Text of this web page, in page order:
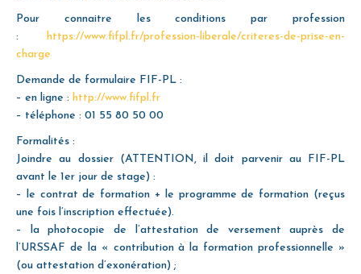
Pour connaitre les conditions par profession
:
https://www.fifpl.fr/profession-liberale/criteres-de-prise-en-
charge
Demande de formulaire FIF-PL :
– en ligne : http://www.fifpl.fr
– téléphone : 01 55 80 50 00
Formalités :
Joindre au dossier (ATTENTION, il doit parvenir au FIF-PL
avant le 1er jour de stage) :
– le contrat de formation + le programme de formation (reçus
une fois l’inscription effectuée).
– la photocopie de l’attestation de versement auprès de
l’URSSAF de la « contribution à la formation professionnelle »
(ou attestation d’exonération) ;